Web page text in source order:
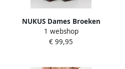
NUKUS Dames Broeken
Bodine Pants Bruin
1 webshop
€ 99,95